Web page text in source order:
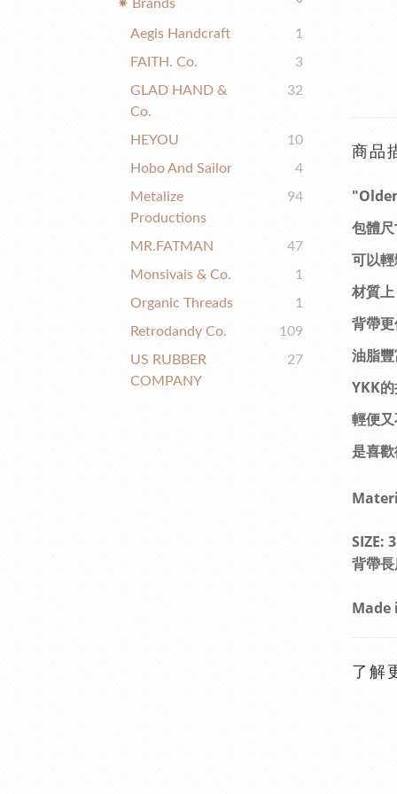
✷ Brands
Aegis Handcraft
1
FAITH. Co.
3
GLAD HAND &
Co.
32
HEYOU
10
Hobo And Sailor
4
Metalize
Productions
94
MR.FATMAN
47
Monsivais & Co.
1
Organic Threads
1
Retrodandy Co.
109
US RUBBER
COMPANY
27
商品
包體
可以
材質
背帶
油脂
YKK
輕便
是喜
SIZE:
背帶
Made
了解